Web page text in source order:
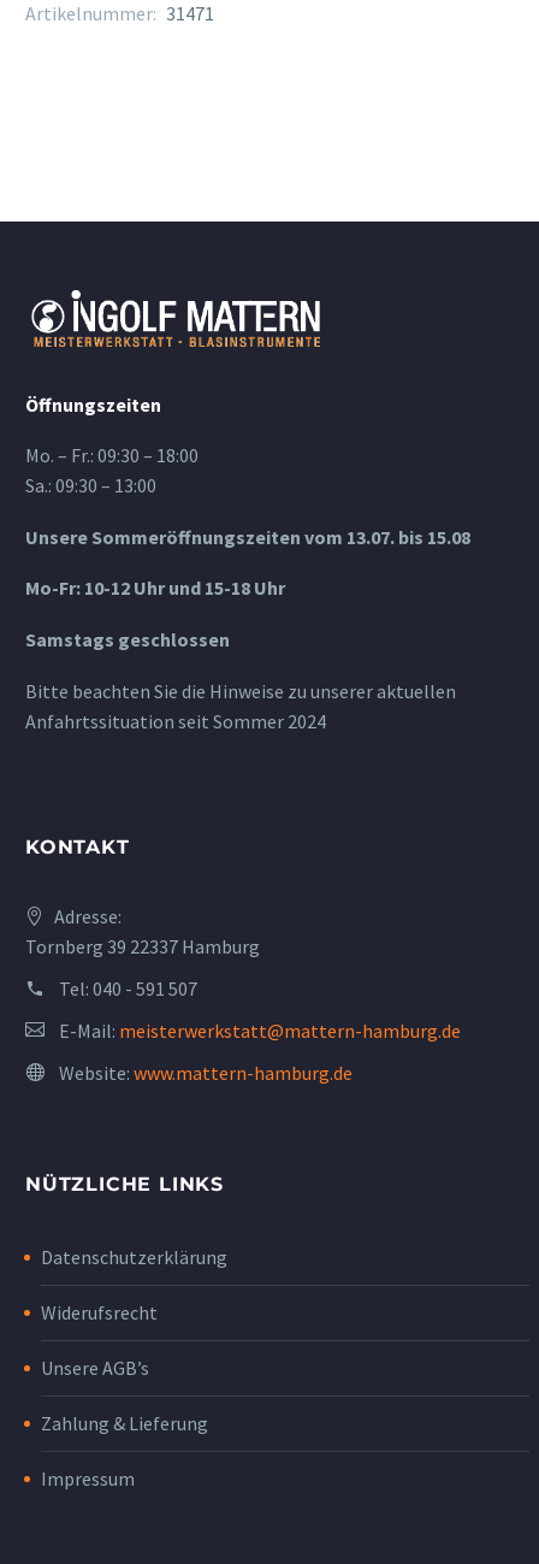
Menge
Artikelnummer: 31471
Öffnungszeiten
Mo. – Fr.: 09:30 – 18:00
Sa.: 09:30 – 13:00
Unsere Sommeröffnungszeiten vom 13.07. bis 15.08
Mo-Fr: 10-12 Uhr und 15-18 Uhr
Samstags geschlossen
Bitte beachten Sie die Hinweise zu unserer aktuellen
Anfahrtssituation seit Sommer 2024
KONTAKT
Adresse:
Tornberg 39 22337 Hamburg
Tel: 040 - 591 507
E-Mail: meisterwerkstatt@mattern-hamburg.de
Website: www.mattern-hamburg.de
NÜTZLICHE LINKS
Datenschutzerklärung
Widerufsrecht
Unsere AGB’s
Zahlung & Lieferung
Impressum